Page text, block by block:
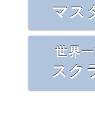
マス
世界
スク